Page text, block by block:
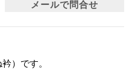
メールで問合せ
）です。